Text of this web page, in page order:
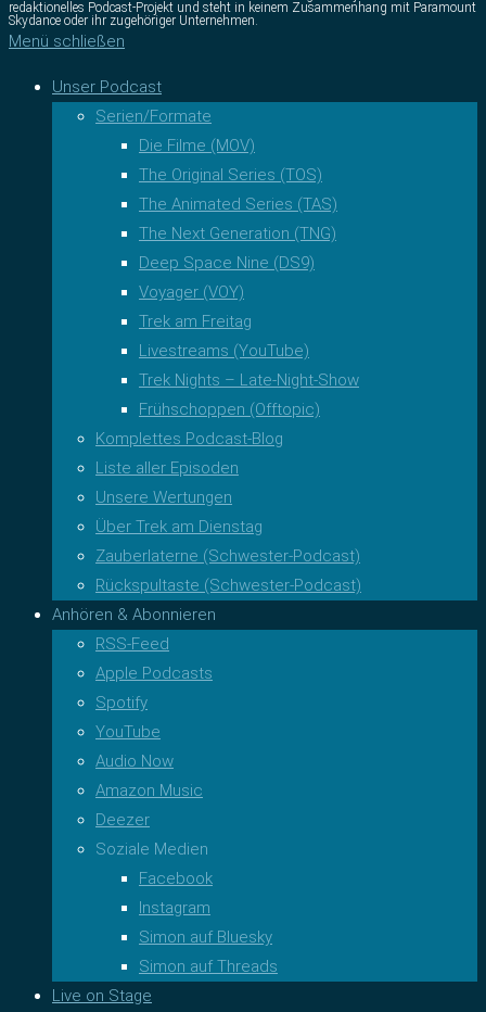
redaktionelles Podcast-Projekt und steht in keinem Zusammenhang mit Paramount
Skydance oder ihr zugehöriger Unternehmen.
Menü schließen
Unser Podcast
Serien/Formate
Die Filme (MOV)
The Original Series (TOS)
The Animated Series (TAS)
The Next Generation (TNG)
Deep Space Nine (DS9)
Voyager (VOY)
Trek am Freitag
Livestreams (YouTube)
Trek Nights – Late-Night-Show
Frühschoppen (Offtopic)
Komplettes Podcast-Blog
Liste aller Episoden
Unsere Wertungen
Über Trek am Dienstag
Zauberlaterne (Schwester-Podcast)
Rückspultaste (Schwester-Podcast)
Anhören & Abonnieren
RSS-Feed
Apple Podcasts
Spotify
YouTube
Audio Now
Amazon Music
Deezer
Soziale Medien
Facebook
Instagram
Simon auf Bluesky
Simon auf Threads
Live on Stage